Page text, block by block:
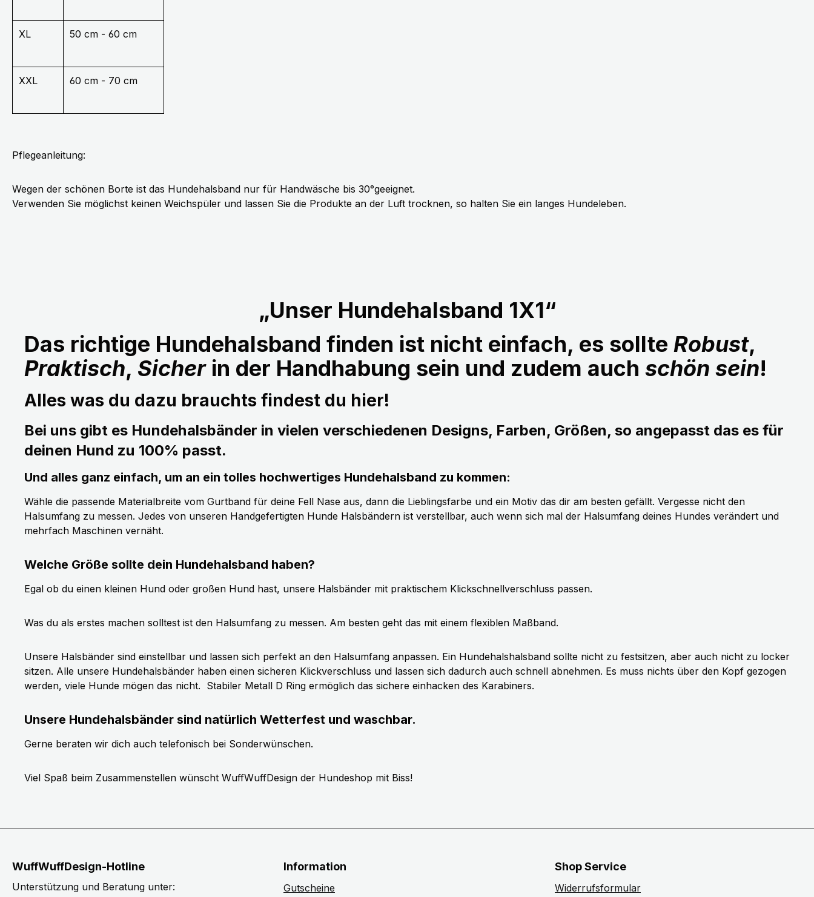
XL 50 cm - 60 cm
XXL 60 cm - 70 cm
Pflegeanleitung:
Wegen der schönen Borte ist das Hundehalsband nur für Handwäsche bis 30°geeignet.
Verwenden Sie möglichst keinen Weichspüler und lassen Sie die Produkte an der Luft trocknen, so halten Sie ein langes Hundeleben.
„Unser Hundehalsband 1X1“
Das richtige Hundehalsband finden ist nicht einfach, es sollte Robust,
Praktisch, Sicherin der Handhabung sein und zudem auch schön sein!
Alles was du dazu brauchts findest du hier!
Bei uns gibt es Hundehalsbänder in vielen verschiedenen Designs, Farben, Größen, so angepasst das es für
deinen Hund zu 100% passt.
Und alles ganz einfach, um an ein tolles hochwertiges Hundehalsband zu kommen:
Wähle die passende Materialbreite vom Gurtband für deine Fell Nase aus, dann die Lieblingsfarbe und ein Motiv das dir am besten gefällt. Vergesse nicht den
Halsumfang zu messen. Jedes von unseren Handgefertigten Hunde Halsbändern ist verstellbar, auch wenn sich mal der Halsumfang deines Hundes verändert und
mehrfach Maschinen vernäht.
Welche Größe sollte dein Hundehalsband haben?
Egal ob du einen kleinen Hund oder großen Hund hast, unsere Halsbänder mit praktischem Klickschnellverschluss passen.
Was du als erstes machen solltest ist den Halsumfang zu messen. Am besten geht das mit einem flexiblen Maßband.
Unsere Halsbänder sind einstellbar und lassen sich perfekt an den Halsumfang anpassen. Ein Hundehalshalsband sollte nicht zu festsitzen, aber auch nicht zu locker
sitzen. Alle unsere Hundehalsbänder haben einen sicheren Klickverschluss und lassen sich dadurch auch schnell abnehmen. Es muss nichts über den Kopf gezogen
werden, viele Hunde mögen das nicht. Stabiler Metall D Ring ermöglich das sichere einhacken des Karabiners.
Unsere Hundehalsbänder sind natürlich Wetterfest und waschbar.
Gerne beraten wir dich auch telefonisch bei Sonderwünschen.
Viel Spaß beim Zusammenstellen wünscht WuffWuffDesign der Hundeshop mit Biss!
WuffWuffDesign-Hotline
Unterstützung und Beratung unter:
Information
Gutscheine
Shop Service
Widerrufsformular